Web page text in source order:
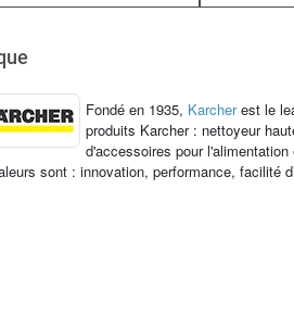
Fondé en 1935, Karcherest le
produits Karcher : nettoyeur
d'accessoires pour
sont : innovation, performance, facilité